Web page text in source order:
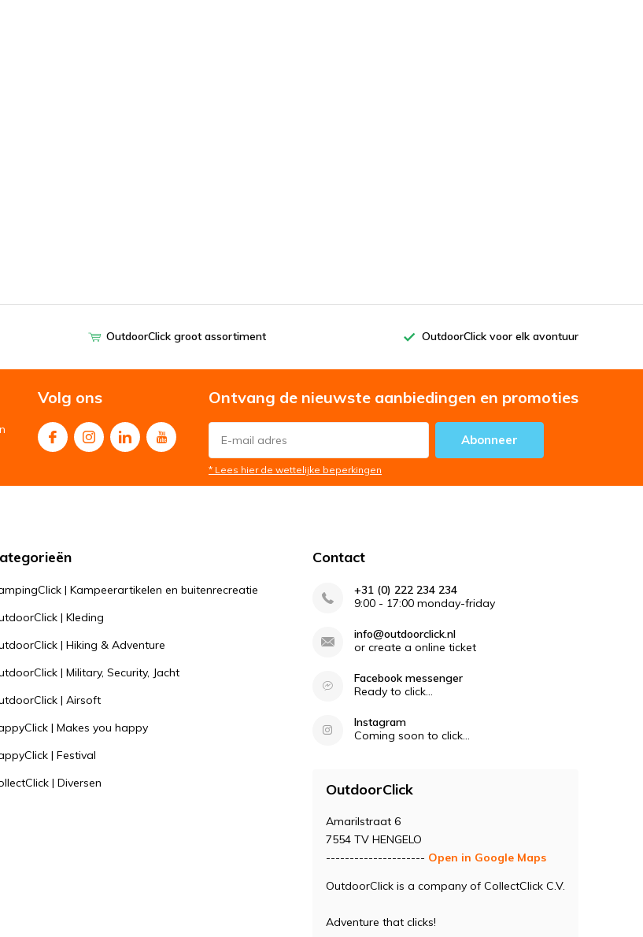
OutdoorClick groot assortiment OutdoorClick voor elk avontuur
Volg ons Ontvang de nieuwste aanbiedingen en promoties
Abonneer
* Lees hier de wettelijke beperkingen
| Kampeerartikelen en buitenrecreatie
| Kleding
| Hiking & Adventure
| Military, Security, Jacht
| Airsoft
| Makes you happy
| Festival
| Diversen
Contact
+31 (0) 222 234 234
9:00 - 17:00 monday-friday
info@outdoorclick.nl
or create a online ticket
Facebook messenger
Ready to click...
Instagram
Coming soon to click...
OutdoorClick
Amarilstraat 6
7554 TV HENGELO
--------------------- Open in Google Maps
OutdoorClick is a company of CollectClick C.V.
Adventure that clicks!